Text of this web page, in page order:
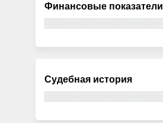
Финансовые показатели
Судебная история